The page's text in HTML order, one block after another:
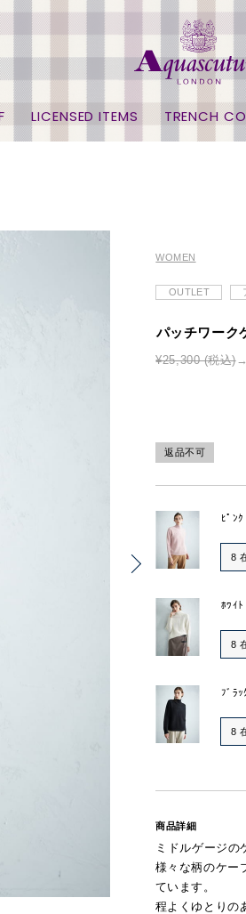
LICENSED ITEMS TRENCH
WOMEN
OUTLET
パッチワーク
¥25,300 (税込)
返品不可
ﾋﾟﾝｸ
8
ﾎﾜｲﾄ
8
ﾌﾞﾗｯ
8
商品詳細
ミドルゲージの
様々な柄のケー
ています。
程よくゆとりの